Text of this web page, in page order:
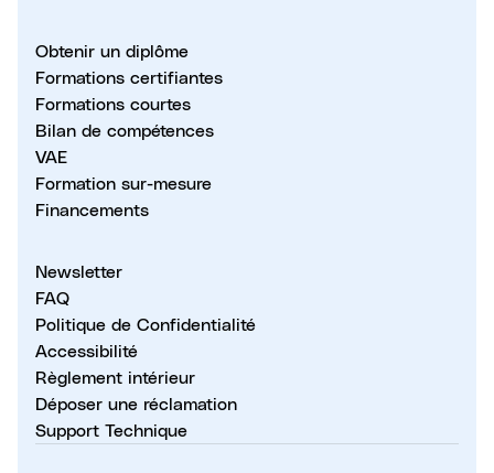
Obtenir un diplôme
Formations certifiantes
Formations courtes
Bilan de compétences
VAE
Formation sur-mesure
Financements
Newsletter
FAQ
Politique de Confidentialité
Accessibilité
Règlement intérieur
Déposer une réclamation
Support Technique